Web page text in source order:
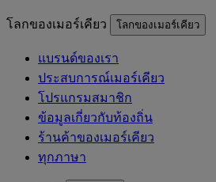
โลกของเมอร์เคียว โลกของเมอร์เคียว
แบรนด์ของเรา
ประสบการณ์เมอร์เคียว
โปรแกรมสมาชิก
ข้อมูลเกี่ยวกับท้องถิ่น
ร้านค้าของเมอร์เคียว
ทุกภาษา